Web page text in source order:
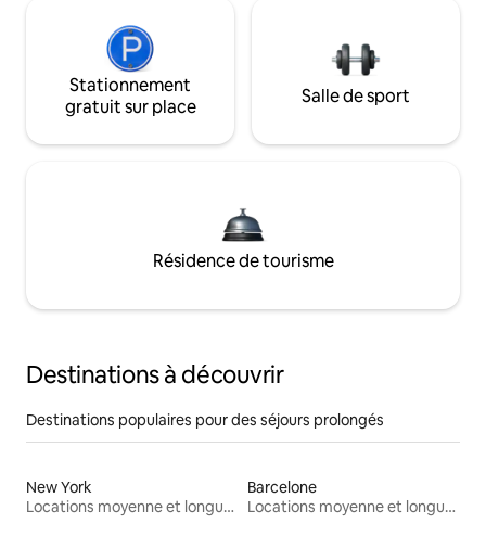
Stationnement
gratuit sur place
Salle de sport
Résidence de tourisme
Destinations à découvrir
Destinations populaires pour des séjours prolongés
New York
Locations moyenne et longue durée
Barcelone
Locations moyenne et longue durée